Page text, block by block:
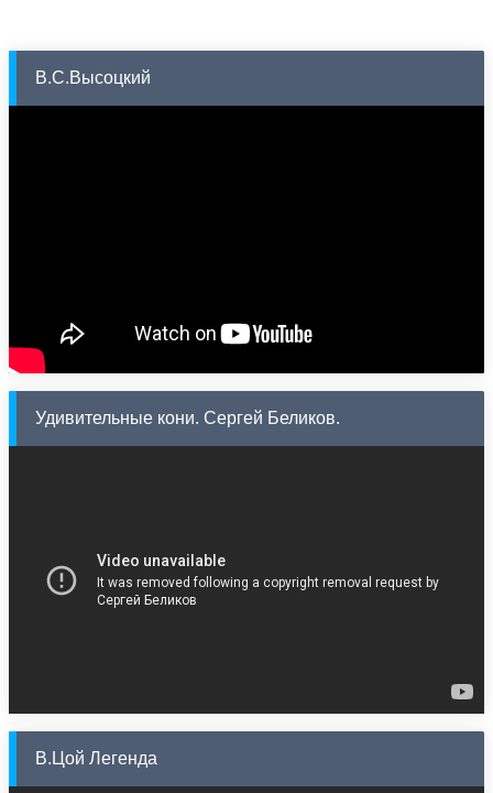
В.С.Высоцкий
Удивительные кони. Сергей Беликов.
В.Цой Легенда